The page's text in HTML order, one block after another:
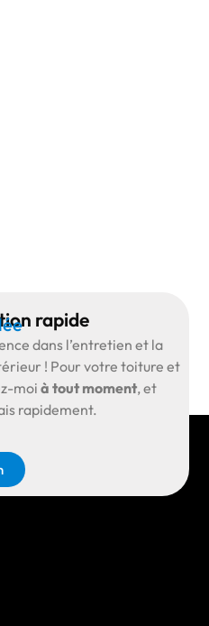
rapide
dans l’entretien et la
! Pour votre toiture et
moi à tout moment, et
rapidement.